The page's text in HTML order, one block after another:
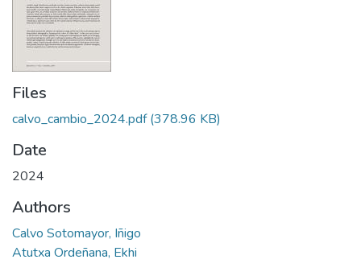
Statistics
Policies
Files
calvo_cambio_2024.pdf(378.96 KB)
Date
2024
Authors
Calvo Sotomayor, Iñigo
Atutxa Ordeñana, Ekhi